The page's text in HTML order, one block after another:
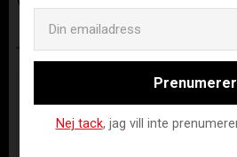
ANDRA KÖPTE
Nej tack, jag vill inte